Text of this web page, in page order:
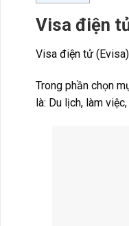
Visa điện
Visa điện tử
Trong phần chọn
là: Du lịch, làm